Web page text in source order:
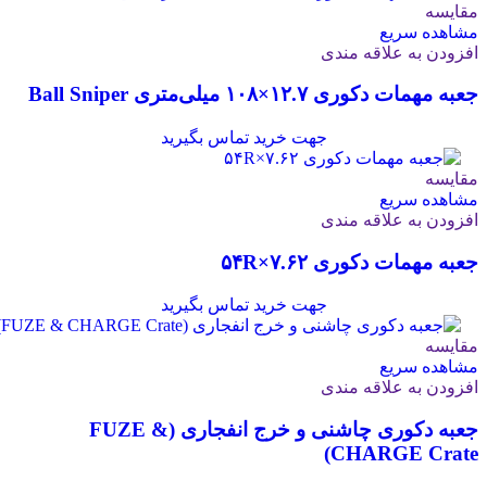
مقایسه
مشاهده سریع
افزودن به علاقه مندی
جعبه مهمات دکوری ۱۲.۷×۱۰۸ میلی‌متری Ball Sniper
جهت خرید تماس بگیرید
مقایسه
مشاهده سریع
افزودن به علاقه مندی
جعبه مهمات دکوری ۷.۶۲×۵۴R
جهت خرید تماس بگیرید
مقایسه
مشاهده سریع
افزودن به علاقه مندی
جعبه دکوری چاشنی و خرج انفجاری (FUZE &
CHARGE Crate)